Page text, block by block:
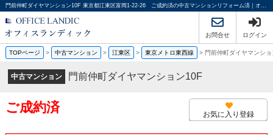
門前仲町ダイヤマンション10F 東京都江東区富岡1-22-26 ご成約済の中古マンションリフォーム済｜オフィスランディック株式会社
お問合せ ログイン
TOPページ > 中古マンション > 江東区 > 東京メトロ東西線 > 門前仲町ダイヤマンシ
中古マンション 門前仲町ダイヤマンション10F
ご成約済 お気に入り登録